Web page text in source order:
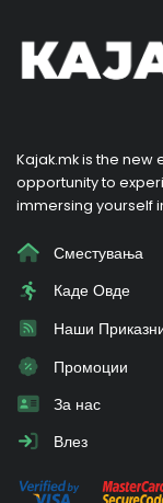
Kajak.mk is the new
opportunity to
immersing yourself
Сместувања
Каде Овде
Наши
Промоции
За нас
Влез